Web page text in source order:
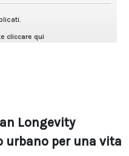
Longevity
per una vita